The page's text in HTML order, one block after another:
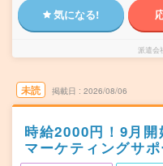
気になる!
派遣会
未読 掲載日 2026/08/06
時給2000円！9月
マーケティングサポ